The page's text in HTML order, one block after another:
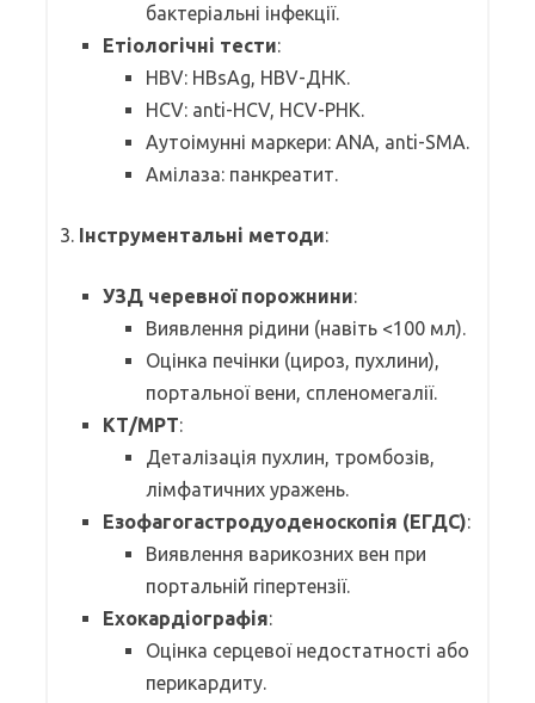
бактеріальні інфекції.
Етіологічні тести:
HBV: HBsAg, HBV-ДНК.
HCV: anti-HCV, HCV-РНК.
Аутоімунні маркери: ANA, anti-SMA.
Амілаза: панкреатит.
3. Інструментальні методи:
УЗД черевної порожнини:
Виявлення рідини (навіть <100 мл).
Оцінка печінки (цироз, пухлини),
портальної вени, спленомегалії.
КТ/МРТ:
Деталізація пухлин, тромбозів,
лімфатичних уражень.
Езофагогастродуоденоскопія (ЕГДС):
Виявлення варикозних вен при
портальній гіпертензії.
Ехокардіографія:
Оцінка серцевої недостатності або
перикардиту.